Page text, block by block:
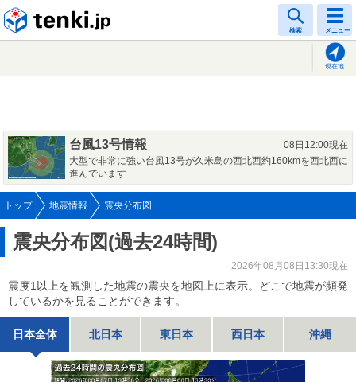
検索 メニュー
現在地
台風13号情報
08日12:00現在
大型で非常に強い台風13号が久米島の西北西約160kmを西北西に
進んでいます
トップ 地震情報 震央分布図
震央分布図(過去24時間)
2026年08月08日13:30現在
震度1以上を観測した地震の震央を地図上に表示。どこで地震が頻発
しているかを見ることができます。
日本全体 北日本 東日本 西日本 沖縄